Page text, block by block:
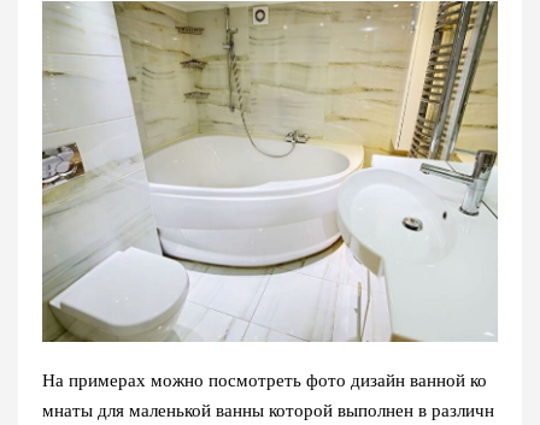
На примерах можно посмотреть фото дизайн ванной ко
мнаты для маленькой ванны которой выполнен в различн